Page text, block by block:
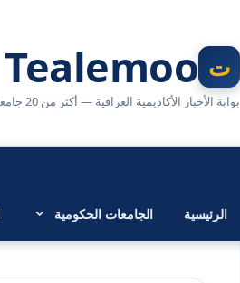
Tealemoo | تعليمو
بوابة الأخبار الأكاديمية العراقية — أكثر من 20 جامعة وكلية في مكان واحد
الرئيسية الجامعات الحكومية